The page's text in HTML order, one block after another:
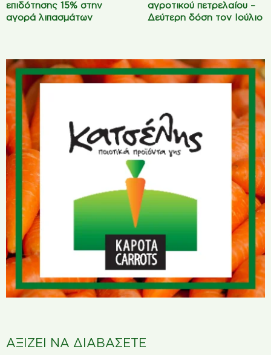
επιδότησης 15% στην
αγορά λιπασμάτων
αγροτικού πετρελαίου –
Δεύτερη δόση τον Ιούλιο
ΑΞΙΖΕΙ ΝΑ ΔΙΑΒΑΣΕΤΕ